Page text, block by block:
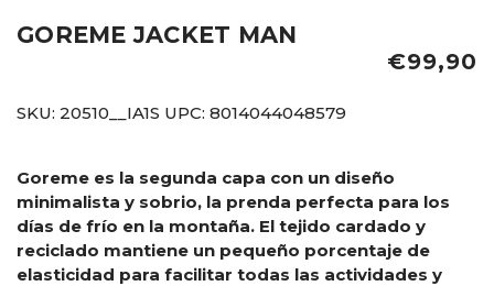
GOREME JACKET MAN
€99,90
SKU: 20510__IA1S UPC: 8014044048579
Goreme es la segunda capa con un diseño
minimalista y sobrio, la prenda perfecta para los
días de frío en la montaña. El tejido cardado y
reciclado mantiene un pequeño porcentaje de
elasticidad para facilitar todas las actividades y